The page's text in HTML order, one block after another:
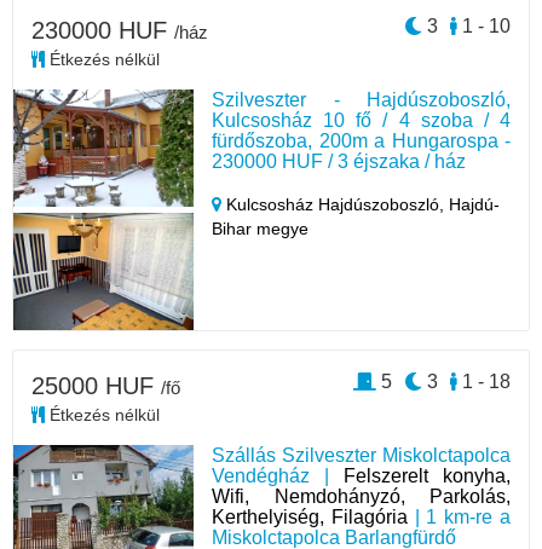
Szilveszter - Hajdúszoboszló,
Kulcsosház 10 fő / 4 szoba / 4
fürdőszoba, 200m a Hungarospa -
230000 HUF / 3 éjszaka / ház
Kulcsosház Hajdúszoboszló, Hajdú-
Bihar megye
230000 HUF /ház
Étkezés nélkül
1 - 10
3
Szállás Szilveszter Miskolctapolca
Vendégház |
Felszerelt konyha,
Wifi, Nemdohányzó, Parkolás,
Kerthelyiség, Filagória | 1 km-re a
Miskolctapolca Barlangfürdő
25000 HUF /fő
Étkezés nélkül
1 - 18
3
5